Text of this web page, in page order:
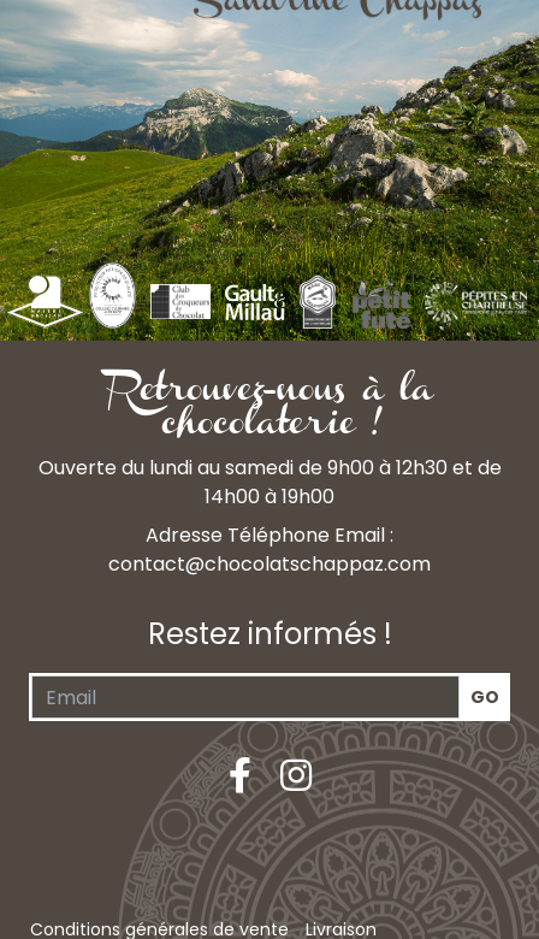
Retrouvez-nous à la
chocolaterie !
Ouverte du lundi au samedi de 9h00 à 12h30 et de
14h00 à 19h00
Adresse Téléphone Email :
contact@chocolatschappaz.com
Restez informés !
Conditions générales de vente Livraison